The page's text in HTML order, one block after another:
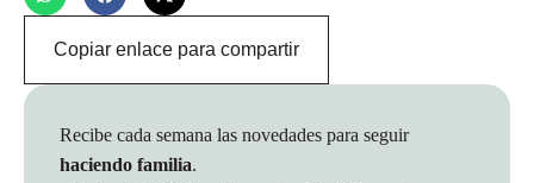
Copiar enlace para compartir
Recibe cada semana las novedades para seguir
haciendo familia.